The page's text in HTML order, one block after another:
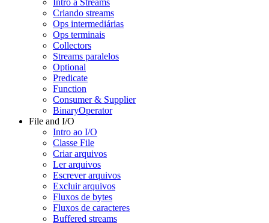
Intro a Streams
Criando streams
Ops intermediárias
Ops terminais
Collectors
Streams paralelos
Optional
Predicate
Function
Consumer & Supplier
BinaryOperator
File and I/O
Intro ao I/O
Classe File
Criar arquivos
Ler arquivos
Escrever arquivos
Excluir arquivos
Fluxos de bytes
Fluxos de caracteres
Buffered streams